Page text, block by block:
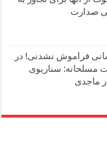
صدارت
در یاد بود انسانی فراموش نشدنی! در
(ژوبین) ، ۲ ـ حملات مسلحانه: سناریوی
ماجدی